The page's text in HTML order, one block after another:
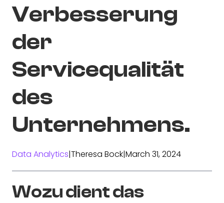
Verbesserung
der
Servicequalität
des
Unternehmens.
Data Analytics|Theresa Bock|March 31, 2024
Wozu dient das